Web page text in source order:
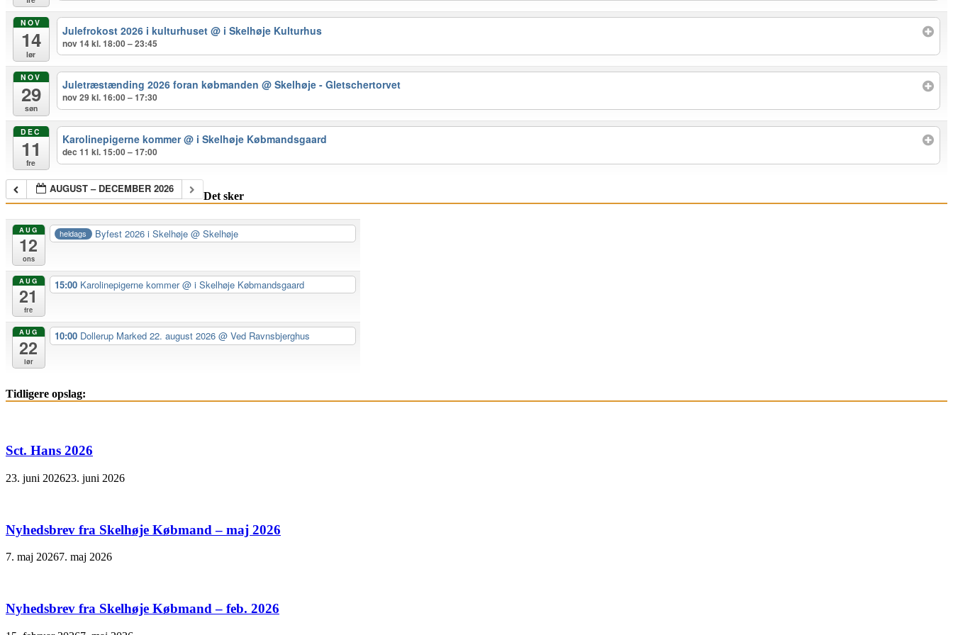
NOV
14
lør
Julefrokost 2026 i kulturhuset@ i Skelhøje Kulturhus
nov 14 kl. 18:00 – 23:45
NOV
29
søn
Juletræstænding 2026 foran købmanden@ Skelhøje - Gletschertorvet
nov 29 kl. 16:00 – 17:30
DEC
11
fre
Karolinepigerne kommer@ i Skelhøje Købmandsgaard
dec 11 kl. 15:00 – 17:00
AUGUST – DECEMBER 2026
Det sker
AUG
12
ons
heldags Byfest 2026 i Skelhøje@ Skelhøje
AUG
21
fre
15:00 Karolinepigerne kommer@ i Skelhøje Købmandsgaard
AUG
22
lør
10:00 Dollerup Marked 22. august 2026 @ Ved Ravnsbjerghus
Tidligere opslag:
Sct. Hans 2026
23. juni 202623. juni 2026
Nyhedsbrev fra Skelhøje Købmand – maj 2026
7. maj 20267. maj 2026
Nyhedsbrev fra Skelhøje Købmand – feb. 2026